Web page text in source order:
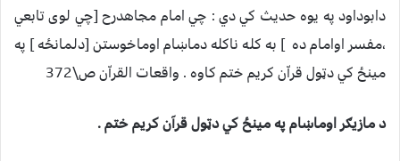
دابوداود په يوه حديث كي دي : چي امام مجاهدرح [چي لوی تابعي
،مفسر اوامام ده ] به كله ناكله دماښام اوماخوستن [دلمانځه ] په
مينځ كي دټول قراّن كريم ختم كاوه . واقعات القراّن ص\372
د مازيګر اوماښام په مينځ كي دټول قرآن كريم ختم .